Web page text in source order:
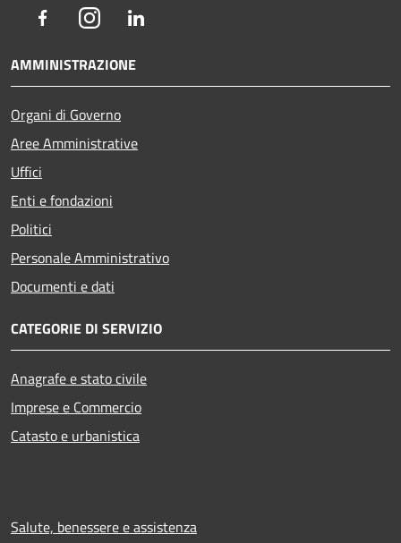
FacebookInstagram
AMMINISTRAZIONE
Organi di Governo
Aree Amministrative
Uffici
Enti e fondazioni
Politici
Personale Amministrativo
Documenti e dati
CATEGORIE DI SERVIZIO
Anagrafe e stato civile
Imprese e Commercio
Catasto e urbanistica
Salute, benessere e assistenza